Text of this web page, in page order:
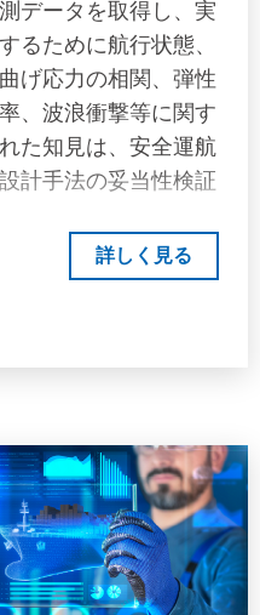
データを取得し、実
るために航行状態、
げ応力の相関、弾性
、波浪衝撃等に関す
た知見は、安全運航
計手法の妥当性検証
詳しく見る